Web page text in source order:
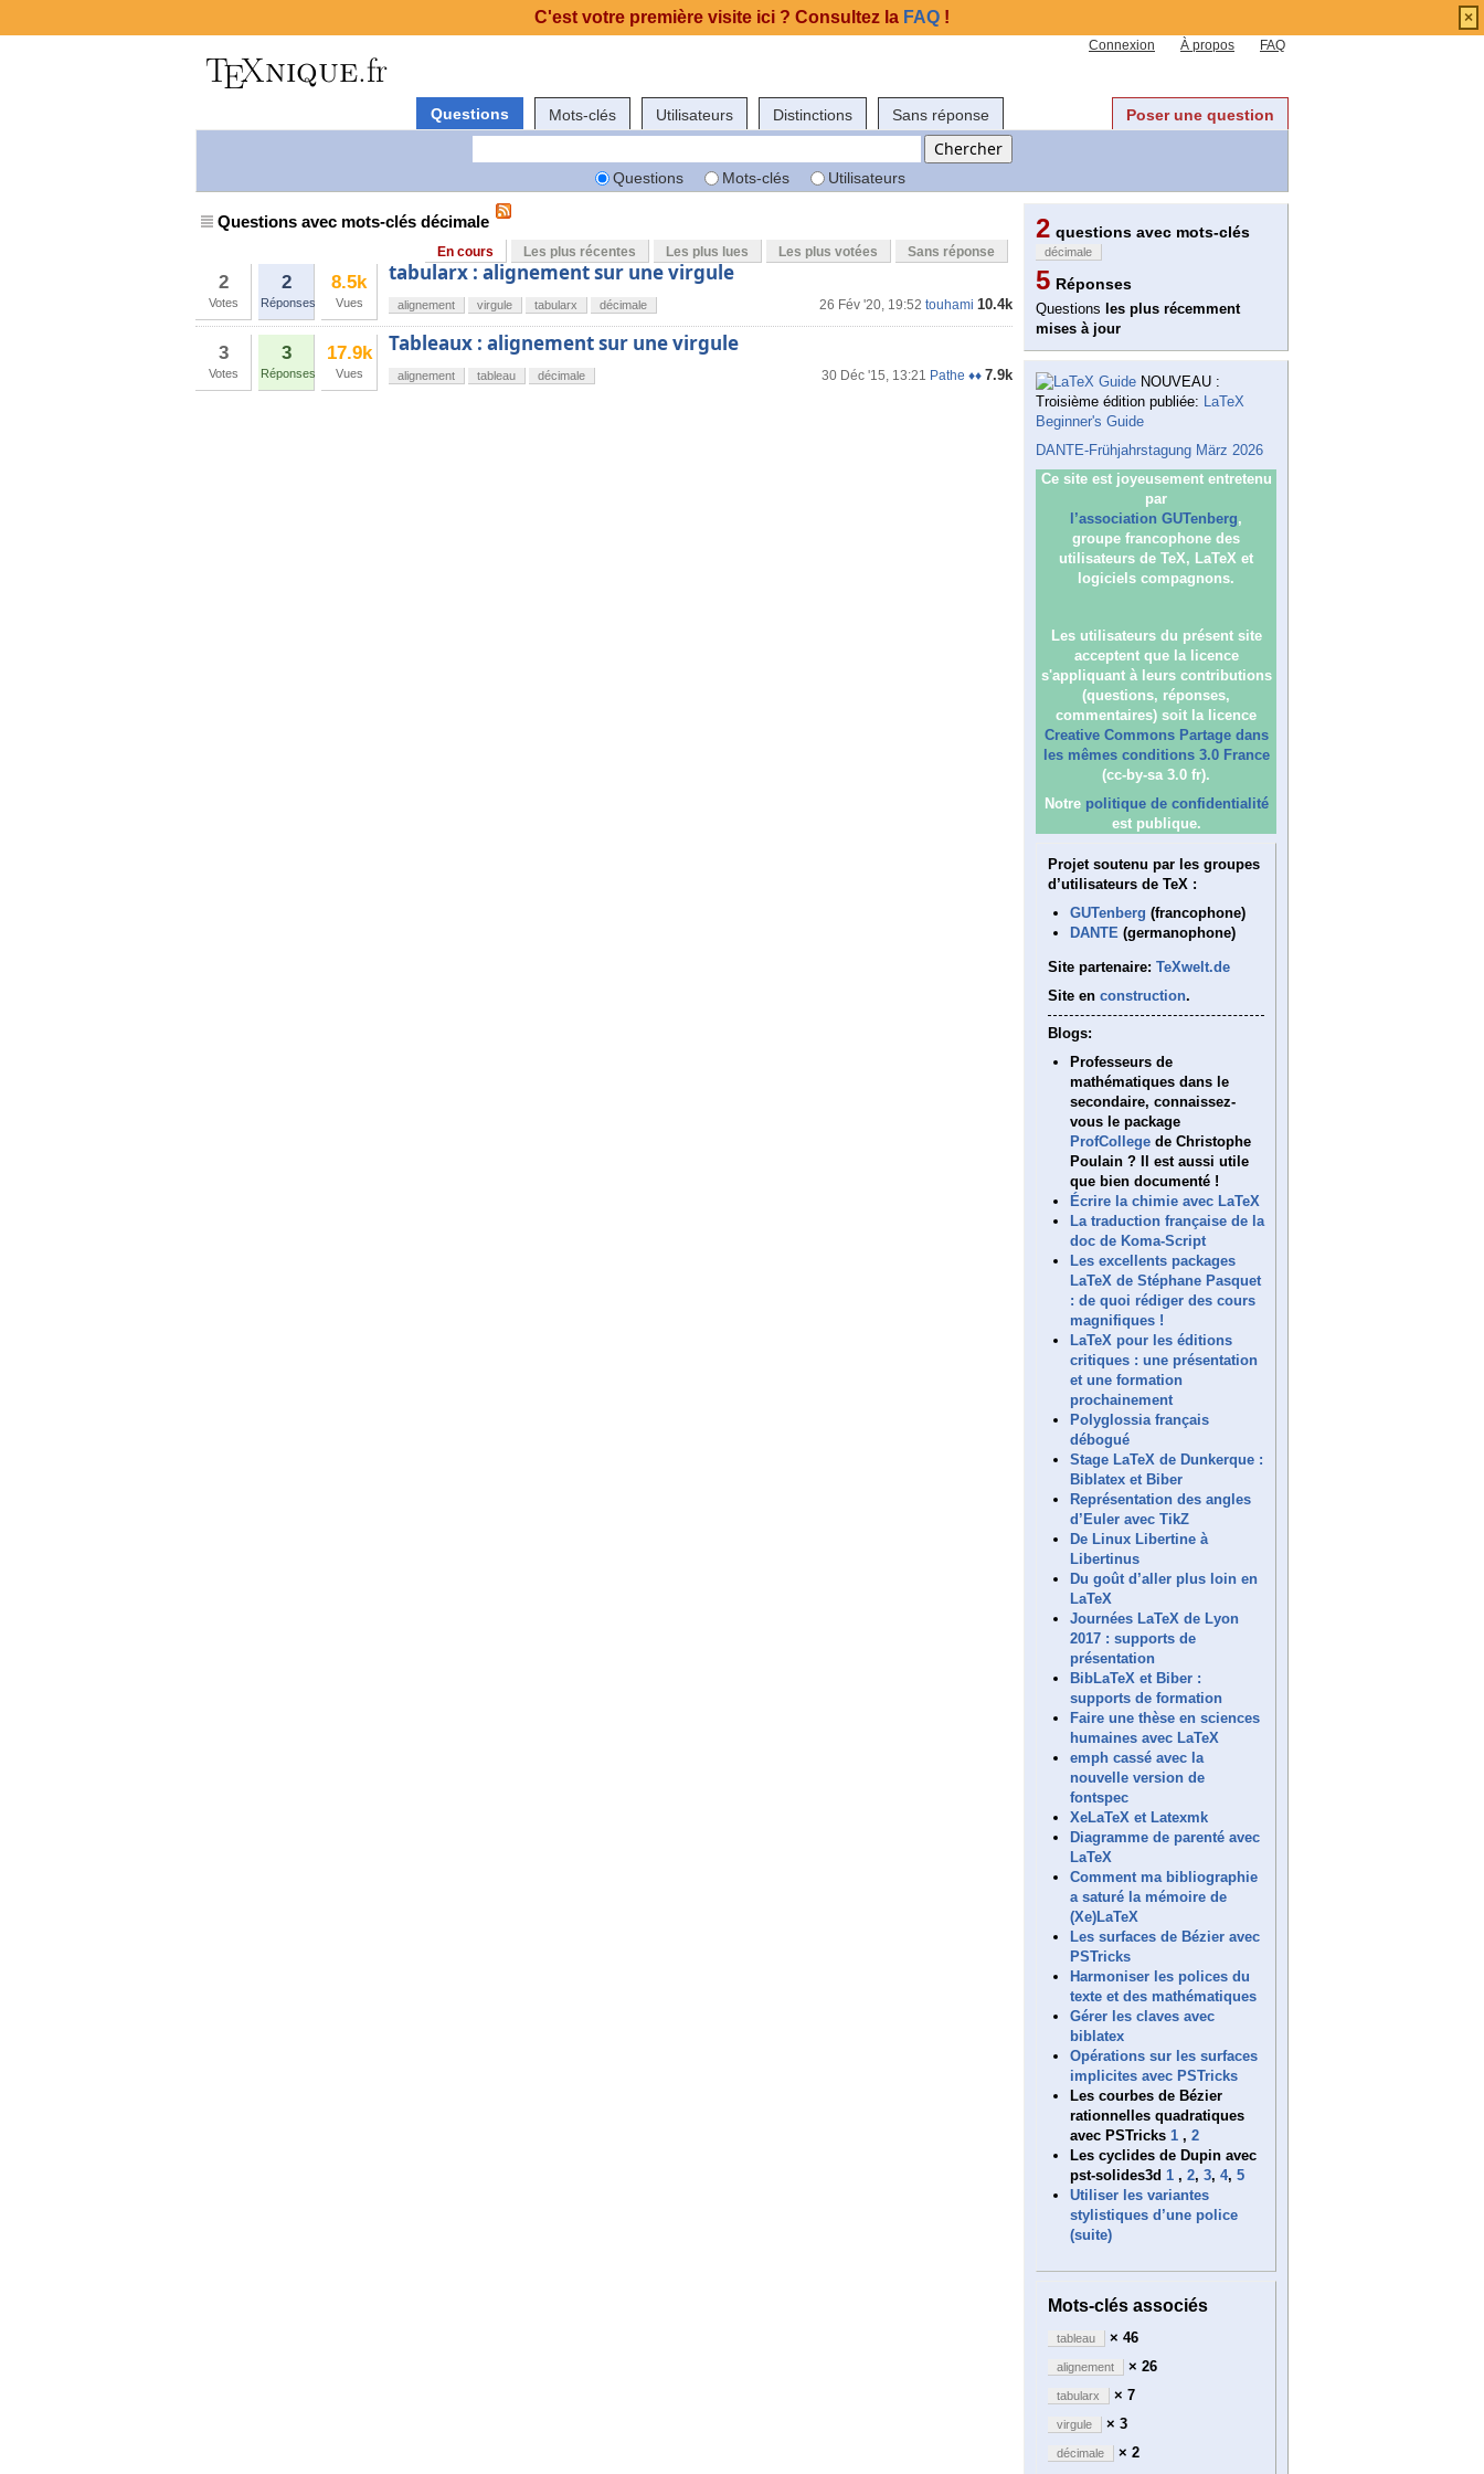
Connexion À propos FAQ
Questions Mots-clés Utilisateurs Distinctions Sans réponse Poser une question
Questions Mots-clés Utilisateurs
Questions avec mots-clés décimale
En cours Les plus récentes Les plus lues Les plus votées Sans réponse
2
Votes
2
Réponses
8.5k
Vues
tabularx : alignement sur une virgule
26 Fév '20, 19:52 touhami 10.4k
alignement virgule tabularx décimale
3
Votes
3
Réponses
17.9k
Vues
Tableaux : alignement sur une virgule
30 Déc '15, 13:21 Pathe ♦♦ 7.9k
alignement tableau décimale
2 questions avec mots-clés
décimale
5 Réponses
Questions les plus récemment
mises à jour
NOUVEAU :
Troisième édition publiée: LaTeX
Beginner's Guide
DANTE-Frühjahrstagung März 2026
Ce site est joyeusement entretenu
par
l’association GUTenberg,
groupe francophone des
utilisateurs de TeX, LaTeX et
logiciels compagnons.
Les utilisateurs du présent site
acceptent que la licence
s'appliquant à leurs contributions
(questions, réponses,
commentaires) soit la licence
Creative Commons Partage dans
les mêmes conditions 3.0 France
(cc-by-sa 3.0 fr).
Notre politique de confidentialité
est publique.
Projet soutenu par les groupes
d’utilisateurs de TeX :
GUTenberg (francophone)
DANTE (germanophone)
Site partenaire: TeXwelt.de
Site en construction.
Blogs:
Professeurs de
mathématiques dans le
secondaire, connaissez-
vous le package
ProfCollege de Christophe
Poulain ? Il est aussi utile
que bien documenté !
Écrire la chimie avec LaTeX
La traduction française de la
doc de Koma-Script
Les excellents packages
LaTeX de Stéphane Pasquet
: de quoi rédiger des cours
magnifiques !
LaTeX pour les éditions
critiques : une présentation
et une formation
prochainement
Polyglossia français
débogué
Stage LaTeX de Dunkerque :
Biblatex et Biber
Représentation des angles
d’Euler avec TikZ
De Linux Libertine à
Libertinus
Du goût d’aller plus loin en
LaTeX
Journées LaTeX de Lyon
2017 : supports de
présentation
BibLaTeX et Biber :
supports de formation
Faire une thèse en sciences
humaines avec LaTeX
emph cassé avec la
nouvelle version de
fontspec
XeLaTeX et Latexmk
Diagramme de parenté avec
LaTeX
Comment ma bibliographie
a saturé la mémoire de
(Xe)LaTeX
Les surfaces de Bézier avec
PSTricks
Harmoniser les polices du
texte et des mathématiques
Gérer les claves avec
biblatex
Opérations sur les surfaces
implicites avec PSTricks
Les courbes de Bézier
rationnelles quadratiques
avec PSTricks 1 , 2
Les cyclides de Dupin avec
pst-solides3d 1 , 2, 3, 4, 5
Utiliser les variantes
stylistiques d’une police
(suite)
Mots-clés associés
tableau × 46
alignement × 26
tabularx × 7
virgule × 3
décimale × 2
C'est votre première visite ici ? Consultez la FAQ ! ×